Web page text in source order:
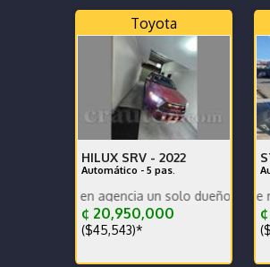
Toyota
HILUX SRV - 2022
Automático - 5 pas.
agencia un solo dueño récord y
¢ 20,950,000
($45,543)*
Grand Starex impecable se recibe y se
Hielera